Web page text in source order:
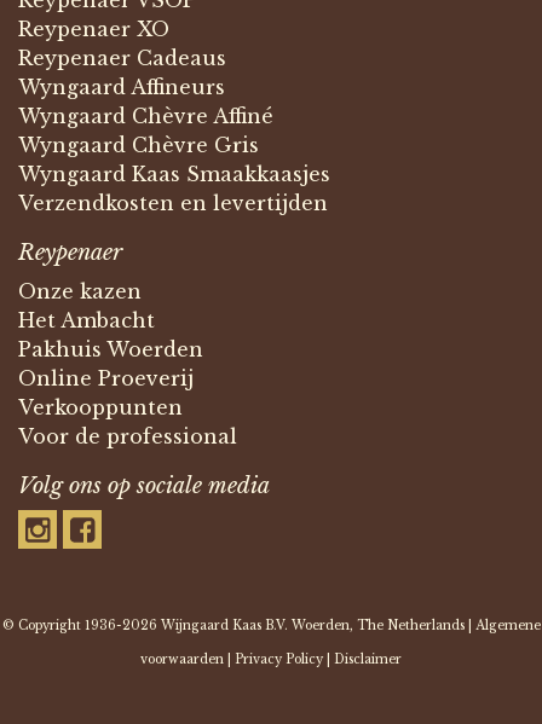
Reypenaer XO
Reypenaer Cadeaus
Wyngaard Affineurs
Wyngaard Chèvre Affiné
Wyngaard Chèvre Gris
Wyngaard Kaas Smaakkaasjes
Verzendkosten en levertijden
Reypenaer
Onze kazen
Het Ambacht
Pakhuis Woerden
Online Proeverij
Verkooppunten
Voor de professional
Volg ons op sociale media
© Copyright 1936-2026 Wijngaard Kaas B.V. Woerden, The Netherlands | Algemene
voorwaarden Privacy Policy Disclaimer